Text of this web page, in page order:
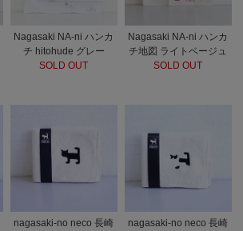
Nagasaki NA-ni ハンカ
チ hitohude グレー
SOLD OUT
Nagasaki NA-ni ハンカ
チ地図 ライトベージュ
SOLD OUT
nagasaki-no neco 長崎
nagasaki-no neco 長崎